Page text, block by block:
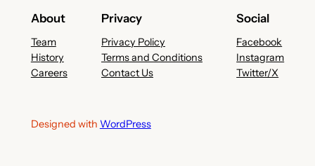
About
Team
History
Careers
Privacy
Privacy Policy
Terms and Conditions
Contact Us
Social
Facebook
Instagram
Twitter/X
Designed with WordPress